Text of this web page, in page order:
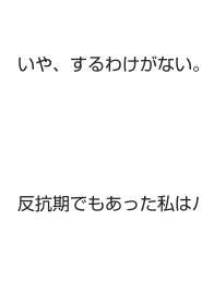
いや、するわけがない。
反抗期でもあった私は